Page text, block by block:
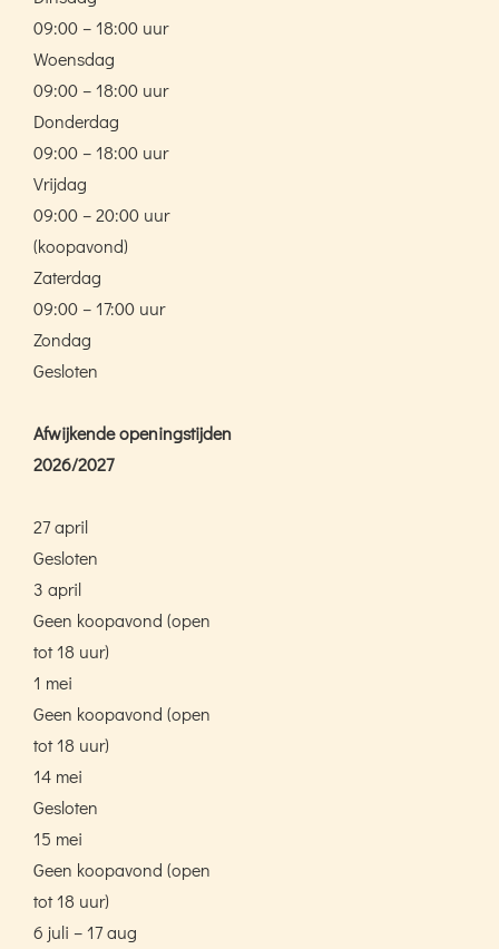
09:00 – 18:00 uur
Woensdag
09:00 – 18:00 uur
Donderdag
09:00 – 18:00 uur
Vrijdag
09:00 – 20:00 uur
(koopavond)
Zaterdag
09:00 – 17:00 uur
Zondag
Gesloten
Afwijkende openingstijden
2026/2027
27 april
Gesloten
3 april
Geen koopavond (open
tot 18 uur)
1 mei
Geen koopavond (open
tot 18 uur)
14 mei
Gesloten
15 mei
Geen koopavond (open
tot 18 uur)
6 juli – 17 aug